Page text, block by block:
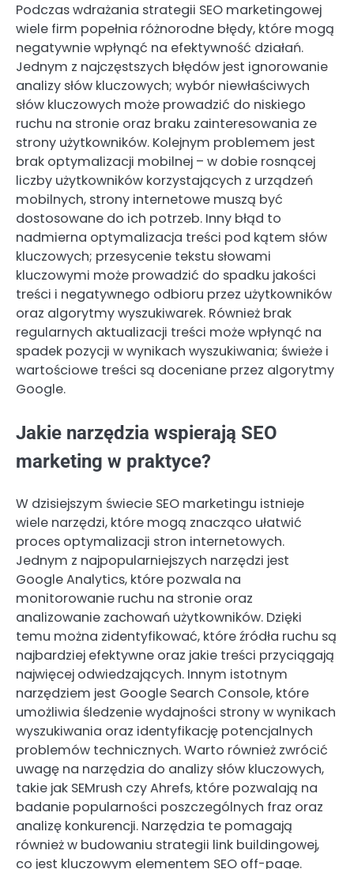
Podczas wdrażania strategii SEO marketingowej
wiele firm popełnia różnorodne błędy, które mogą
negatywnie wpłynąć na efektywność działań.
Jednym z najczęstszych błędów jest ignorowanie
analizy słów kluczowych; wybór niewłaściwych
słów kluczowych może prowadzić do niskiego
ruchu na stronie oraz braku zainteresowania ze
strony użytkowników. Kolejnym problemem jest
brak optymalizacji mobilnej – w dobie rosnącej
liczby użytkowników korzystających z urządzeń
mobilnych, strony internetowe muszą być
dostosowane do ich potrzeb. Inny błąd to
nadmierna optymalizacja treści pod kątem słów
kluczowych; przesycenie tekstu słowami
kluczowymi może prowadzić do spadku jakości
treści i negatywnego odbioru przez użytkowników
oraz algorytmy wyszukiwarek. Również brak
regularnych aktualizacji treści może wpłynąć na
spadek pozycji w wynikach wyszukiwania; świeże i
wartościowe treści są doceniane przez algorytmy
Google.
Jakie narzędzia wspierają SEO
marketing w praktyce?
W dzisiejszym świecie SEO marketingu istnieje
wiele narzędzi, które mogą znacząco ułatwić
proces optymalizacji stron internetowych.
Jednym z najpopularniejszych narzędzi jest
Google Analytics, które pozwala na
monitorowanie ruchu na stronie oraz
analizowanie zachowań użytkowników. Dzięki
temu można zidentyfikować, które źródła ruchu są
najbardziej efektywne oraz jakie treści przyciągają
najwięcej odwiedzających. Innym istotnym
narzędziem jest Google Search Console, które
umożliwia śledzenie wydajności strony w wynikach
wyszukiwania oraz identyfikację potencjalnych
problemów technicznych. Warto również zwrócić
uwagę na narzędzia do analizy słów kluczowych,
takie jak SEMrush czy Ahrefs, które pozwalają na
badanie popularności poszczególnych fraz oraz
analizę konkurencji. Narzędzia te pomagają
również w budowaniu strategii link buildingowej,
co jest kluczowym elementem SEO off-page.